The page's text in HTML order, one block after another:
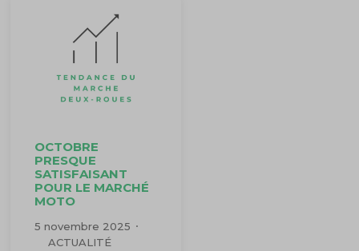
OCTOBRE
PRESQUE
SATISFAISANT
POUR LE MARCHÉ
MOTO
5 novembre 2025
ACTUALITÉ